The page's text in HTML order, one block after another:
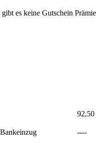
es keine Gutschein
92,50
Bankeinzug ----